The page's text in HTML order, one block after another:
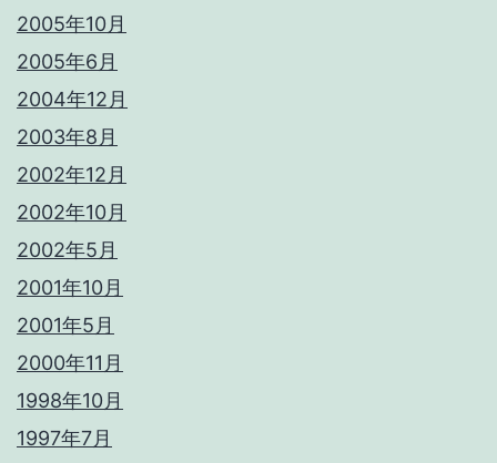
2005年10月
2005年6月
2004年12月
2003年8月
2002年12月
2002年10月
2002年5月
2001年10月
2001年5月
2000年11月
1998年10月
1997年7月